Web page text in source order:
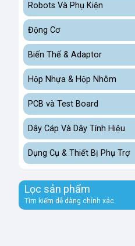
Robots Và Phụ Kiện
Động Cơ
Biến Thế & Adaptor
Hộp Nhựa & Hộp Nhôm
PCB và Test Board
Dây Cáp Và Dây Tính Hiệu
Dụng Cụ & Thiết Bị Phụ Trợ
Lọc sản phẩm
Tìm kiếm dễ dàng chính xác